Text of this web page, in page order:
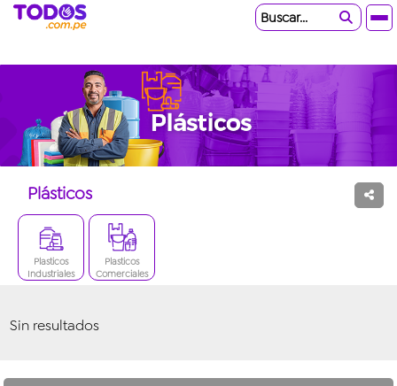
Buscar...
Plásticos
Plasticos
Industriales
Plasticos
Comerciales
Sin resultados